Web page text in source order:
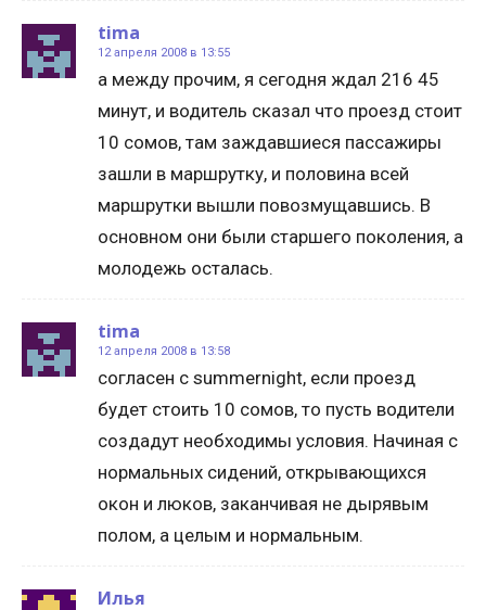
tima
12 апреля 2008 в 13:55
а между прочим, я сегодня ждал 216 45
минут, и водитель сказал что проезд стоит
10 сомов, там заждавшиеся пассажиры
зашли в маршрутку, и половина всей
маршрутки вышли повозмущавшись. В
основном они были старшего поколения, а
молодежь осталась.
tima
12 апреля 2008 в 13:58
согласен с summernight, если проезд
будет стоить 10 сомов, то пусть водители
создадут необходимы условия. Начиная с
нормальных сидений, открывающихся
окон и люков, заканчивая не дырявым
полом, а целым и нормальным.
Илья